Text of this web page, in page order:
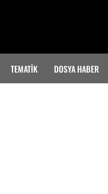
TEMATIK DOSYA HABER